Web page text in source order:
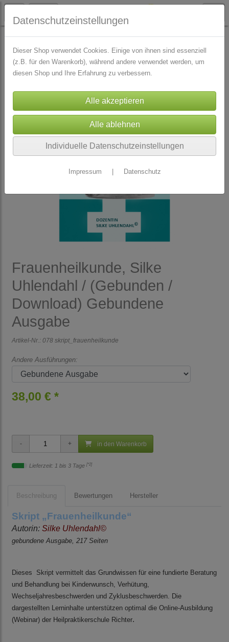
SKRIPTE alle
Frauenheilkunde, Silke
Uhlendahl / (Gebunden /
Download) Gebundene
Ausgabe
Artikel-Nr.: 078 skript_frauenheilkunde
Andere Ausführungen:
38,00 € *
in den Warenkorb
Lieferzeit: 1 bis 3 Tage [*2]
Beschreibung Bewertungen Hersteller
Skript „Frauenheilkunde“
Autorin: Silke Uhlendahl©
gebundene Ausgabe, 217 Seiten
Dieses Skript vermittelt das Grundwissen für eine fundierte Beratung
und Behandlung bei Kinderwunsch, Verhütung,
Wechseljahresbeschwerden und Zyklusbeschwerden. Die
dargestellten Lerninhalte unterstützen optimal die Online-Ausbildung
(Webinar) der Heilpraktikerschule Richter.
Datenschutzeinstellungen
Dieser Shop verwendet Cookies. Einige von ihnen sind essenziell
(z.B. für den Warenkorb), während andere verwendet werden, um
diesen Shop und Ihre Erfahrung zu verbessern.
Individuelle Datenschutzeinstellungen
Impressum Datenschutz